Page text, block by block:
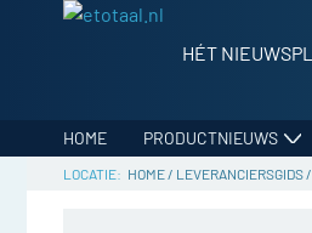
HÉT
HOME PRODUCTNIEUWS
HOME/ LEVERANCIERSGIDS/